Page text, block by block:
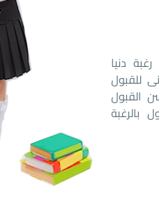
دنيا
للقبول
القبول
بالرغبة